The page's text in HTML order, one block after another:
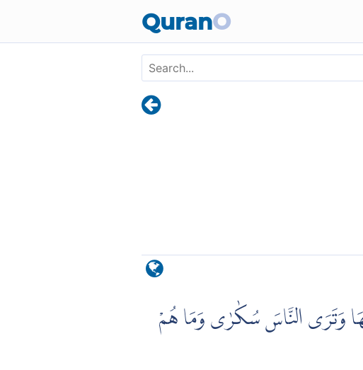
QuranO
وَتَرَى النَّاسَ سُكٰرٰى وَمَا هُمْ